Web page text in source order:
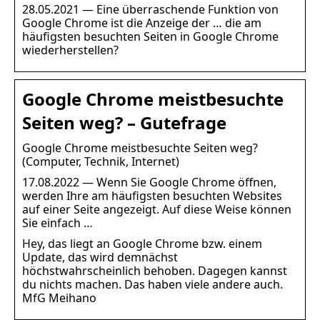
28.05.2021 — Eine überraschende Funktion von
Google Chrome ist die Anzeige der … die am
häufigsten besuchten Seiten in Google Chrome
wiederherstellen?
Google Chrome meistbesuchte
Seiten weg? – Gutefrage
Google Chrome meistbesuchte Seiten weg?
(Computer, Technik, Internet)
17.08.2022 — Wenn Sie Google Chrome öffnen,
werden Ihre am häufigsten besuchten Websites
auf einer Seite angezeigt. Auf diese Weise können
Sie einfach …
Hey, das liegt an Google Chrome bzw. einem
Update, das wird demnächst
höchstwahrscheinlich behoben. Dagegen kannst
du nichts machen. Das haben viele andere auch.
MfG Meihano